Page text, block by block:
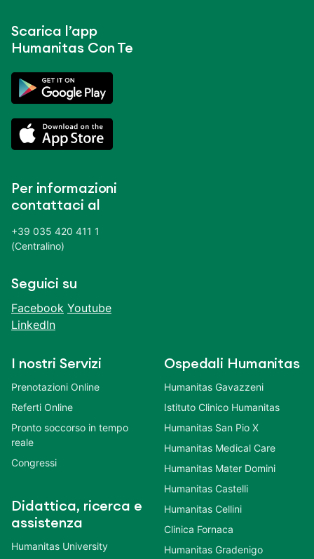
Scarica l’app
Humanitas Con Te
Per informazioni
contattaci al
+39 035 420 411 1
(Centralino)
Seguici su
Facebook Youtube
LinkedIn
I nostri Servizi
Prenotazioni Online
Referti Online
Pronto soccorso in tempo
reale
Congressi
Didattica, ricerca e
assistenza
Humanitas University
Ospedali Humanitas
Humanitas Gavazzeni
Istituto Clinico Humanitas
Humanitas San Pio X
Humanitas Medical Care
Humanitas Mater Domini
Humanitas Castelli
Humanitas Cellini
Clinica Fornaca
Humanitas Gradenigo